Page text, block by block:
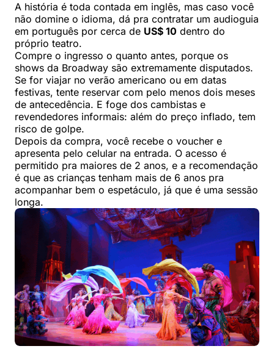
A história é toda contada em inglês, mas caso você
não domine o idioma, dá pra contratar um audioguia
em português por cerca de US$ 10 dentro do
próprio teatro.
Compre o ingresso o quanto antes, porque os
shows da Broadway são extremamente disputados.
Se for viajar no verão americano ou em datas
festivas, tente reservar com pelo menos dois meses
de antecedência. E foge dos cambistas e
revendedores informais: além do preço inflado, tem
risco de golpe.
Depois da compra, você recebe o voucher e
apresenta pelo celular na entrada. O acesso é
permitido pra maiores de 2 anos, e a recomendação
é que as crianças tenham mais de 6 anos pra
acompanhar bem o espetáculo, já que é uma sessão
longa.